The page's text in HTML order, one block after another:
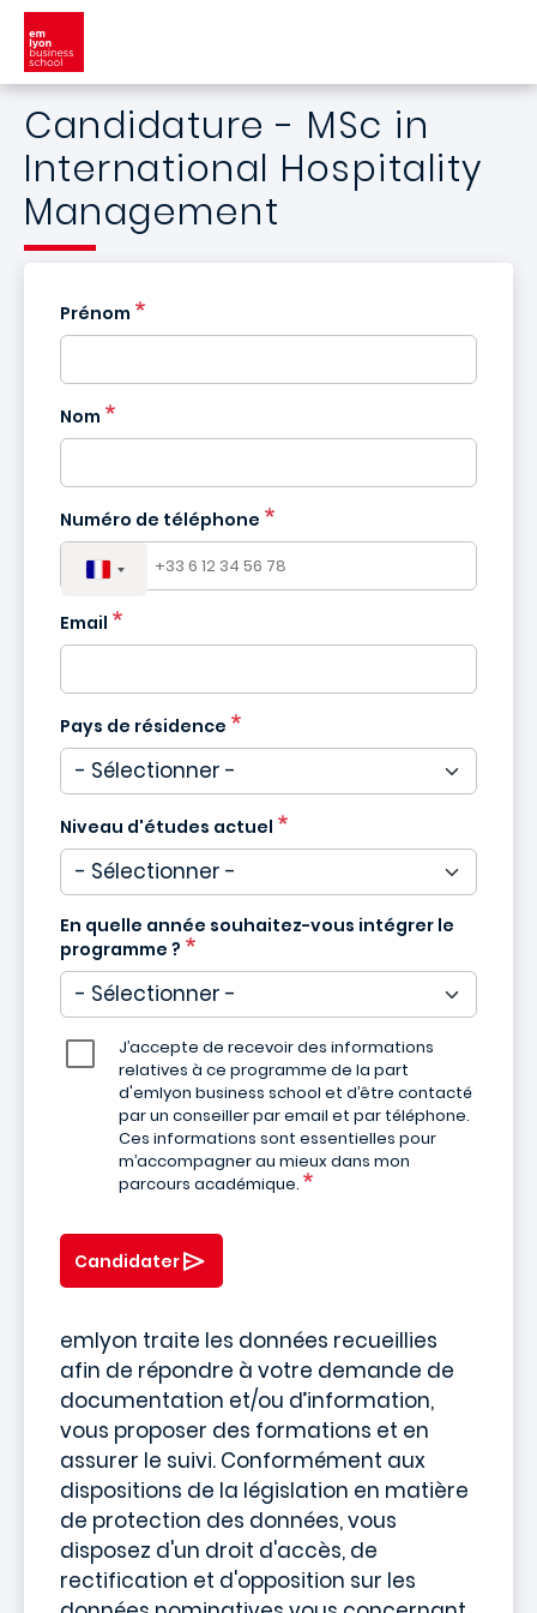
Aller au contenu principal
Candidature - MSc in
International Hospitality
Management
Prénom
Nom
Numéro de téléphone
France
Email
Pays de résidence
Niveau d'études actuel
En quelle année souhaitez-vous intégrer le
programme ?
J’accepte de recevoir des informations
relatives à ce programme de la part
d'emlyon business school et d’être contacté
par un conseiller par email et par téléphone.
Ces informations sont essentielles pour
m’accompagner au mieux dans mon
parcours académique.
Candidater
emlyon traite les données recueillies
afin de répondre à votre demande de
documentation et/ou d’information,
vous proposer des formations et en
assurer le suivi. Conformément aux
dispositions de la législation en matière
de protection des données, vous
disposez d'un droit d'accès, de
rectification et d'opposition sur les